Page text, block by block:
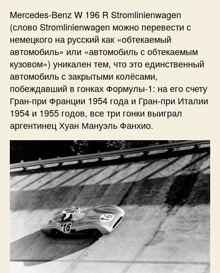
Mercedes-Benz W 196 R Stromlinienwagen
(слово Stromlinienwagen можно перевести с
немецкого на русский как «обтекаемый
автомобиль» или «автомобиль с обтекаемым
кузовом») уникален тем, что это единственный
автомобиль с закрытыми колёсами,
побеждавший в гонках Формулы-1: на его счету
Гран-при Франции 1954 года и Гран-при Италии
1954 и 1955 годов, все три гонки выиграл
аргентинец Хуан Мануэль Фанхио.